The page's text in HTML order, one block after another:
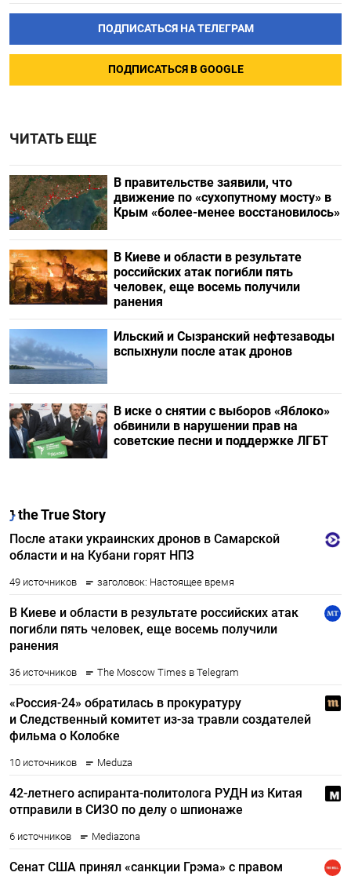
ПОДПИСАТЬСЯ НА ТЕЛЕГРАМ
ПОДПИСАТЬСЯ В GOOGLE
ЧИТАТЬ ЕЩЕ
В правительстве заявили, что
движение по «сухопутному мосту» в
Крым «более-менее восстановилось»
В Киеве и области в результате
российских атак погибли пять
человек, еще восемь получили
ранения
Ильский и Сызранский нефтезаводы
вспыхнули после атак дронов
В иске о снятии с выборов «Яблоко»
обвинили в нарушении прав на
советские песни и поддержке ЛГБТ